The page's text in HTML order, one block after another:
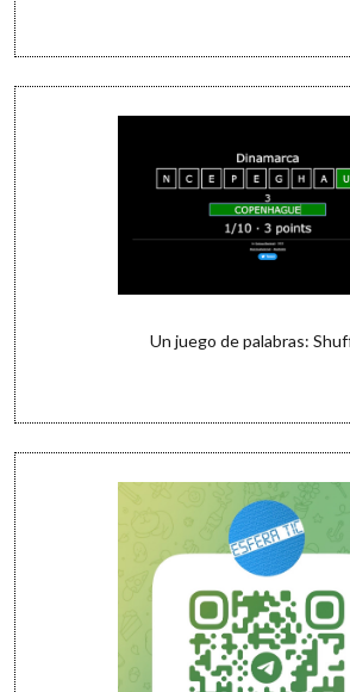
Un juego de palabras: